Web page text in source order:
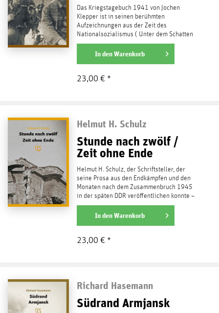
Das Kriegstagebuch 1941 von Jochen
Klepper ist in seinen berühmten
Aufzeichnungen aus der Zeit des
Nationalsozialismus ( Unter dem Schatten
Deiner Flügel ) stets ausgespart. Es...
weiterlesen
In denWarenkorb
23,00 € *
Helmut H. Schulz
Stunde nach zwölf /
Zeit ohne Ende
Helmut H. Schulz, der Schriftsteller, der
seine Prosa aus den Endkämpfen und den
Monaten nach dem Zusammenbruch 1945
in der späten DDR veröffentlichen konnte –
alleine das ein...
weiterlesen
In denWarenkorb
23,00 € *
Richard Hasemann
Südrand Armjansk